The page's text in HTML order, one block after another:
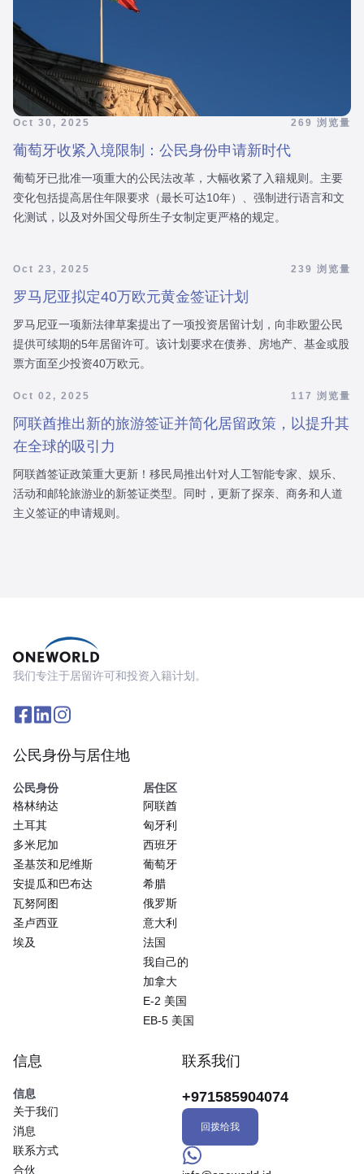
Oct 30, 2025 269 浏览量
葡萄牙收紧入境限制：公民身份申请新时代
葡萄牙已批准一项重大的公民法改革，大幅收紧了入籍规则。主要
变化包括提高居住年限要求（最长可达10年）、强制进行语言和文
化测试，以及对外国父母所生子女制定更严格的规定。
Oct 23, 2025 239 浏览量
罗马尼亚拟定40万欧元黄金签证计划
罗马尼亚一项新法律草案提出了一项投资居留计划，向非欧盟公民
提供可续期的5年居留许可。该计划要求在债券、房地产、基金或股
票方面至少投资40万欧元。
Oct 02, 2025 117 浏览量
阿联酋推出新的旅游签证并简化居留政策，以提升其
在全球的吸引力
阿联酋签证政策重大更新！移民局推出针对人工智能专家、娱乐、
活动和邮轮旅游业的新签证类型。同时，更新了探亲、商务和人道
主义签证的申请规则。
我们专注于居留许可和投资入籍计划。
公民身份与居住地
公民身份
格林纳达
土耳其
多米尼加
圣基茨和尼维斯
安提瓜和巴布达
瓦努阿图
圣卢西亚
埃及
居住区
阿联酋
匈牙利
西班牙
葡萄牙
希腊
俄罗斯
意大利
法国
我自己的
加拿大
E-2 美国
EB-5 美国
信息
信息
关于我们
消息
联系方式
合伙
联系我们
+971585904074
回拨给我